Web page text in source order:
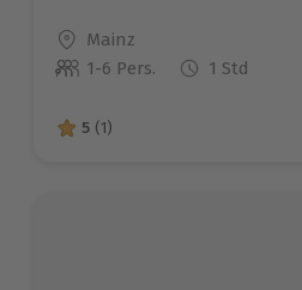
Standort
Mainz
Anzahl der Teilnehmer
1-6 Pers. 1 Std
5 von 5 Sternen basierend
5 (1)